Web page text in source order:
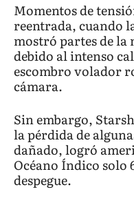
Momentos de
reentrada, cuando
mostró partes de la
debido al intenso
escombro volador
cámara.
Sin embargo,
la pérdida de
dañado, logró
Océano Índico solo
despegue.